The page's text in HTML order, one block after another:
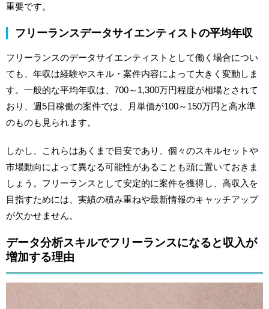
重要です。
フリーランスデータサイエンティストの平均年収
フリーランスのデータサイエンティストとして働く場合につい
ても、年収は経験やスキル・案件内容によって大きく変動しま
す。一般的な平均年収は、700～1,300万円程度が相場とされて
おり、週5日稼働の案件では、月単価が100～150万円と高水準
のものも見られます。
しかし、これらはあくまで目安であり、個々のスキルセットや
市場動向によって異なる可能性があることも頭に置いておきま
しょう。フリーランスとして安定的に案件を獲得し、高収入を
目指すためには、実績の積み重ねや最新情報のキャッチアップ
が欠かせません。
データ分析スキルでフリーランスになると収入が
増加する理由